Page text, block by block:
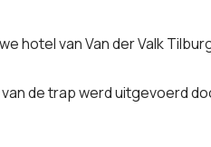
hotel van Van der Valk
de trap werd uitgevoerd